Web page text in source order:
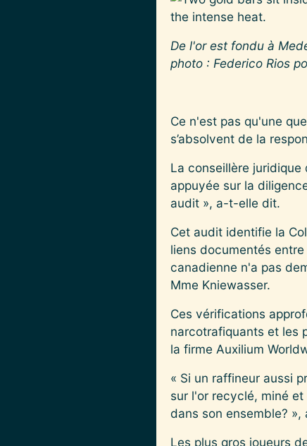
De l'or est fondu à
photo : Federico Rios
Ce n'est pas qu'une
s’absolvent de la
La conseillère juridique
appuyée sur la
audit », a-t-elle dit.
Cet audit identifie la
liens documentés
canadienne n'a pas
Mme Kniewasser.
Ces vérifications
narcotrafiquants et les
la firme Auxilium
« Si un raffineur aussi
sur l'or recyclé, miné
dans son ensemble?
Les plus gros joueurs